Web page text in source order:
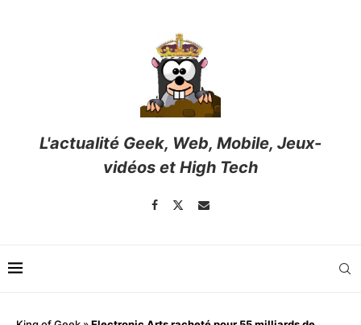
L'actualité Geek, Web, Mobile, Jeux-
vidéos et High Tech